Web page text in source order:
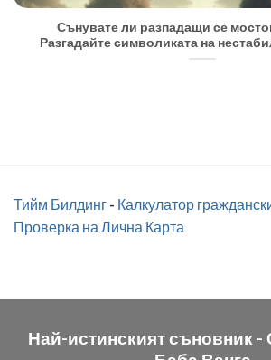
Сънувате ли разпадащи се
Разгадайте символиката на
Тийм Билдинг- Калкулатор
Проверка на Лична Карта
Най-истинският съновник -